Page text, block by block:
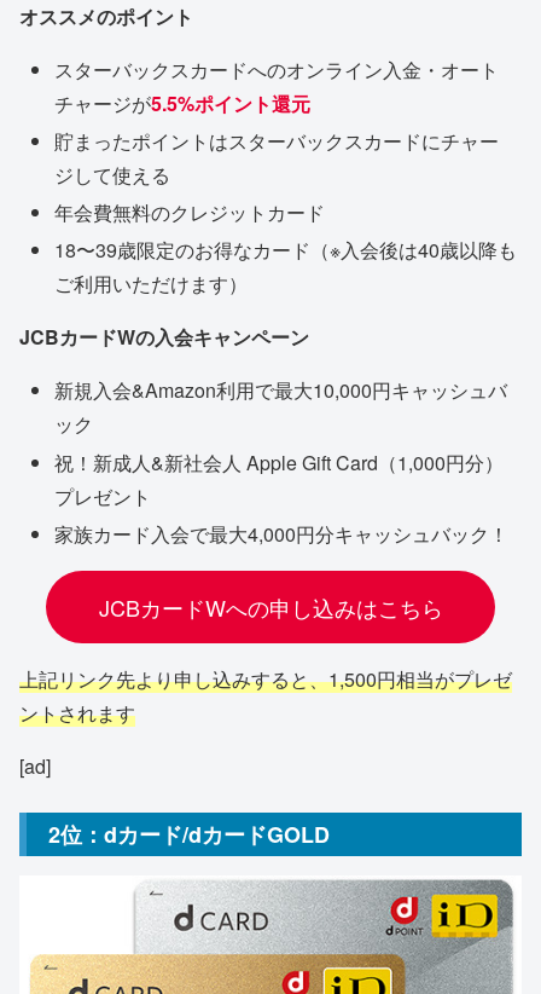
オススメのポイント
スターバックスカードへのオンライン入金・オート
チャージが5.5%ポイント還元
貯まったポイントはスターバックスカードにチャー
ジして使える
年会費無料のクレジットカード
18〜39歳限定のお得なカード（※入会後は40歳以降も
ご利用いただけます）
JCBカードWの入会キャンペーン
新規入会&Amazon利用で最大10,000円キャッシュバ
ック
祝！新成人&新社会人 Apple Gift Card（1,000円分）
プレゼント
家族カード入会で最大4,000円分キャッシュバック！
JCBカードWへの申し込みはこちら
上記リンク先より申し込みすると、1,500円相当がプレゼ
ントされます
[ad]
2位：dカード/dカードGOLD